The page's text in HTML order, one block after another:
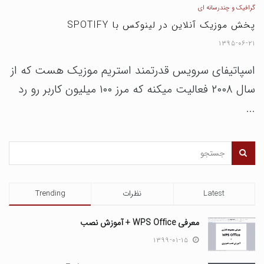
گرافیک و چندرسانه ای
پخش موزیک آنلاین در لینوکس با SPOTIFY
۱۳۹۵-۰۶-۲۱
اسپاتیفای سرویس قدرتمند استریم موزیک هست که از
سال ۲۰۰۸ فعالیت میکنه که مرز ۱۰۰ میلیون کاربر رو رد
...
Trending نظرات Latest
معرفی WPS Office + آموزش نصب